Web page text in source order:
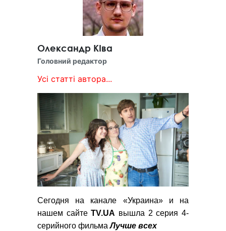
Олександр КІва
Головний редактор
Усі статті автора...
Сегодня на канале «Украина» и на
нашем сайтеTV.UA вышла 2 серия 4-
серийного фильмаЛучше всех